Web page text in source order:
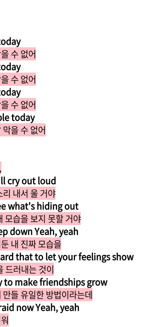
수 없어
수 없어
수 없어
today
을 수 없어
cry out loud
내서 울 거야
what's hiding out
모습을 보지 못할 거야
down Yeah, yeah
내 진짜 모습을
that to let your feelings show
드러내는 것이
to make friendships grow
들 유일한 방법이라는데
now Yeah, yeah